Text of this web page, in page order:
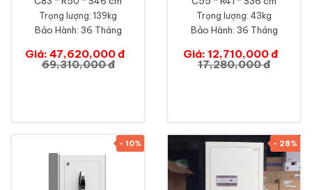
Trọng lượng: 139kg
Bảo Hành: 36 Tháng
Giá: 47,620,000 đ
69,310,000 đ
Trọng lượng: 43kg
Bảo Hành: 36 Tháng
Giá: 12,710,000 đ
17,280,000 đ
- 10% - 28%